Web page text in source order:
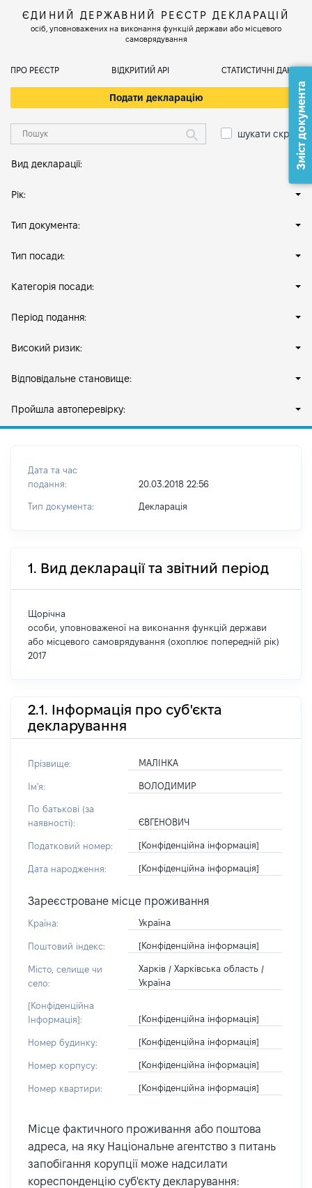
ЄДИНИЙ ДЕРЖАВНИЙ РЕЄСТР ДЕКЛАРАЦІЙ
осіб, уповноважених на виконання функцій держави або місцевого
самоврядування
ПРО РЕЄСТР ВІДКРИТИЙ АРІ СТАТИСТИЧНІ ДАНІ
Подати декларацію
шукати скрізь
Вид декларації:
Рік:
Тип документа:
Тип посади:
Категорія посади:
Період подання:
Високий ризик:
Відповідальне становище:
Пройшла автоперевірку:
Дата та час
подання:
20.03.2018 22:56
Тип документа: Декларація
1. Вид декларації та звітний період
Щорічна
особи, уповноваженої на виконання функцій держави
або місцевого самоврядування (охоплює попередній рік)
2017
2.1. Інформація про суб'єкта
декларування
Прізвище: МАЛІНКА
Ім'я: ВОЛОДИМИР
По батькові (за
наявності):
ЄВГЕНОВИЧ
Податковий номер: [Конфіденційна інформація]
Дата народження: [Конфіденційна інформація]
Зареєстроване місце проживання
Країна: Україна
Поштовий індекс: [Конфіденційна інформація]
Місто, селище чи
село:
Харків / Харківська область /
Україна
[Конфіденційна
Інформація]:
[Конфіденційна інформація]
Номер будинку: [Конфіденційна інформація]
Номер корпусу: [Конфіденційна інформація]
Номер квартири: [Конфіденційна інформація]
Місце фактичного проживання або поштова
адреса, на яку Національне агентство з питань
запобігання корупції може надсилати
кореспонденцію суб'єкту декларування:
Зміст документа